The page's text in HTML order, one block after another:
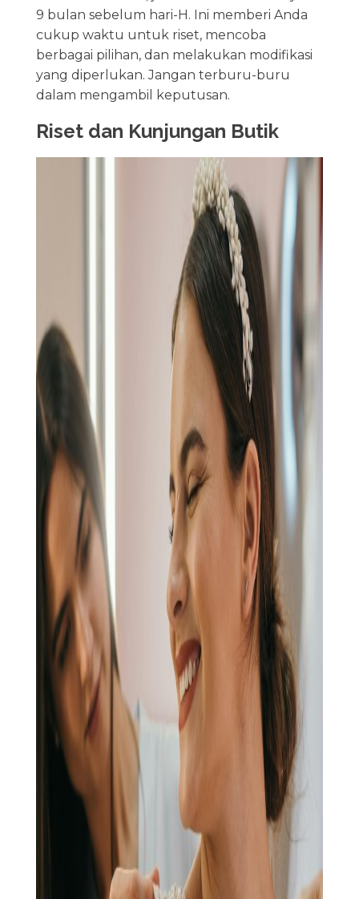
9 bulan sebelum hari-H. Ini memberi Anda
cukup waktu untuk riset, mencoba
berbagai pilihan, dan melakukan modifikasi
yang diperlukan. Jangan terburu-buru
dalam mengambil keputusan.
Riset dan Kunjungan Butik